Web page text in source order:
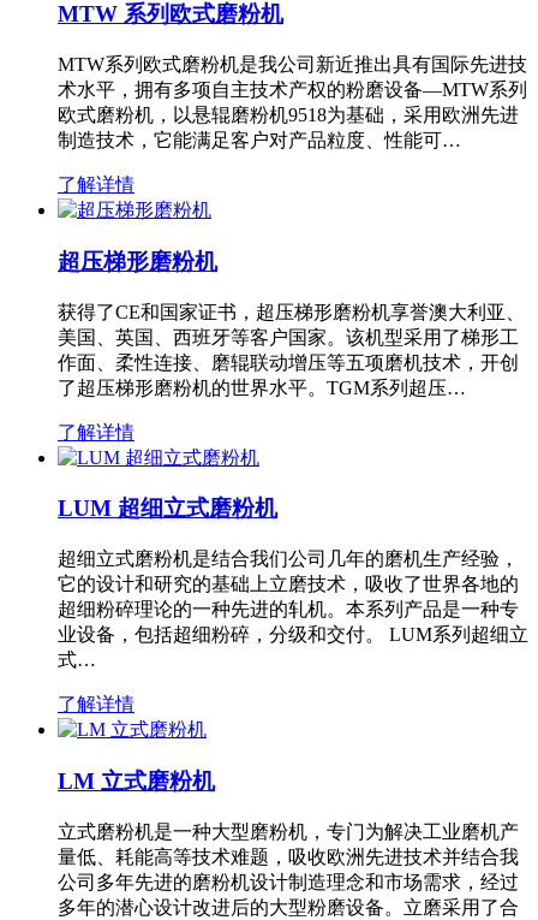
MTW 系列欧式磨粉机
MTW系列欧式磨粉机是我公司新近推出具有国际先进技
术水平，拥有多项自主技术产权的粉磨设备—MTW系列
欧式磨粉机，以悬辊磨粉机9518为基础，采用欧洲先进
制造技术，它能满足客户对产品粒度、性能可…
了解详情
超压梯形磨粉机
获得了CE和国家证书，超压梯形磨粉机享誉澳大利亚、
美国、英国、西班牙等客户国家。该机型采用了梯形工
作面、柔性连接、磨辊联动增压等五项磨机技术，开创
了超压梯形磨粉机的世界水平。TGM系列超压…
了解详情
LUM 超细立式磨粉机
超细立式磨粉机是结合我们公司几年的磨机生产经验，
它的设计和研究的基础上立磨技术，吸收了世界各地的
超细粉碎理论的一种先进的轧机。本系列产品是一种专
业设备，包括超细粉碎，分级和交付。 LUM系列超细立
式…
了解详情
LM 立式磨粉机
立式磨粉机是一种大型磨粉机，专门为解决工业磨机产
量低、耗能高等技术难题，吸收欧洲先进技术并结合我
公司多年先进的磨粉机设计制造理念和市场需求，经过
多年的潜心设计改进后的大型粉磨设备。立磨采用了合